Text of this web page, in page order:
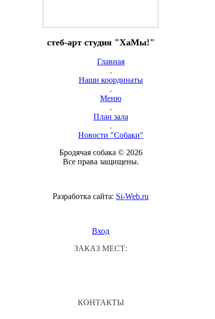
стеб-арт студия "ХаМы!"
Главная
.
Наши координаты
.
Меню
.
План зала
.
Новости "Собаки"
Бродячая собака © 2026
Все права защищены.
Разработка сайта: Si-Web.ru
Вход
ЗАКАЗ МЕСТ:
КОНТАКТЫ